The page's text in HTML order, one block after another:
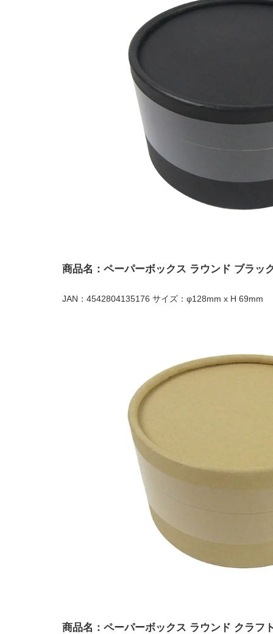
商品名：ペーパーボックス ラウンド ブラッ
JAN：4542804135176 サイズ：φ128mm x H 69mm
商品名：ペーパーボックス ラウンド クラフ